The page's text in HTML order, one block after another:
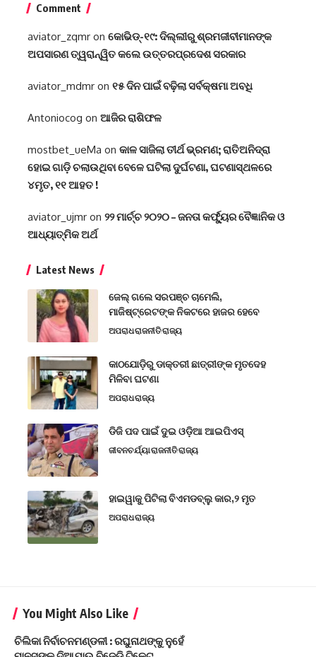
Comment
aviator_zqmr on କୋଭିଡ୍-୧୯: ଦିଲ୍ଲୀରୁ ଶ୍ରମଜୀବୀମାନଙ୍କ
ଅପସାରଣ ତ୍ୱରାନ୍ୱିତ କଲେ ଉତ୍ତରପ୍ରଦେଶ ସରକାର
aviator_mdmr on ୧୫ ଦିନ ପାଇଁ ବଢ଼ିଲା ସର୍ବକ୍ଷମା ଅବଧି
Antoniocog on ଆଜିର ରାଶିଫଳ
mostbet_ueMa on କାଳ ସାଜିଲା ତୀର୍ଥ ଭ୍ରମଣ; ରାତିଅନିଦ୍ରା
ହୋଇ ଗାଡ଼ି ଚଲାଉଥିବା ବେଳେ ଘଟିଲା ଦୁର୍ଘଟଣା, ଘଟଣାସ୍ଥଳରେ
୪ମୃତ, ୧୧ ଆହତ !
aviator_ujmr on ୨୨ ମାର୍ଚ୍ଚ ୨୦୨୦ – ଜନତା କର୍ଫ୍ୟୁର ବୈଜ୍ଞାନିକ ଓ
ଆଧ୍ୟାତ୍ମିକ ଅର୍ଥ
Latest News
ଜେଲ୍ ଗଲେ ସରପଞ୍ଚ ଚାମେଲି,
ମାଜିଷ୍ଟ୍ରେଟଙ୍କ ନିକଟରେ ହାଜର ହେବେ
ଅପରାଧରାଜନୀତିରାଜ୍ୟ
କାଠଯୋଡ଼ିରୁ ଡାକ୍ତରୀ ଛାତ୍ରୀଙ୍କ ମୃତଦେହ
ମିଳିବା ଘଟଣା
ଅପରାଧରାଜ୍ୟ
ଡିଜି ପଦ ପାଇଁ ଦୁଇ ଓଡ଼ିଆ ଆଇପିଏସ୍
ଜୀବନଚର୍ଯ୍ୟାରାଜନୀତିରାଜ୍ୟ
ହାଇୱାକୁ ପିଟିଲା ବିଏମଡବ୍ଲୁ କାର,୨ ମୃତ
ଅପରାଧରାଜ୍ୟ
You Might Also Like
ଚିଲିକା ନିର୍ବାଚନମଣ୍ଡଳୀ : ରଘୁନାଥଙ୍କୁ ନୁହେଁ